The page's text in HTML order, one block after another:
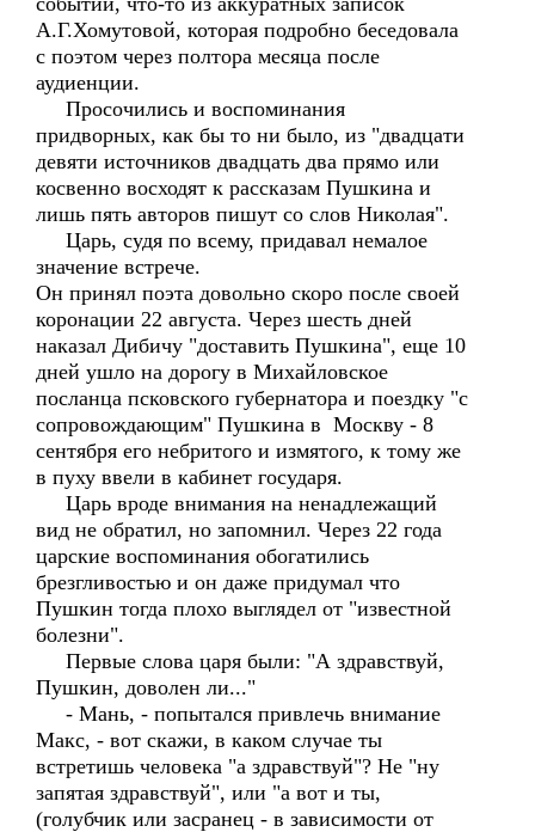
А.Г.Хомутовой, которая подробно беседовала
с поэтом через полтора месяца после
аудиенции.
Просочились и воспоминания
придворных, как бы то ни было, из "двадцати
девяти источников двадцать два прямо или
косвенно восходят к рассказам Пушкина и
лишь пять авторов пишут со слов Николая".
Царь, судя по всему, придавал немалое
значение встрече.
Он принял поэта довольно скоро после своей
коронации 22 августа. Через шесть дней
наказал Дибичу "доставить Пушкина", еще 10
дней ушло на дорогу в Михайловское
посланца псковского губернатора и поездку "с
сопровождающим" Пушкина в Москву - 8
сентября его небритого и измятого, к тому же
в пуху ввели в кабинет государя.
Царь вроде внимания на ненадлежащий
вид не обратил, но запомнил. Через 22 года
царские воспоминания обогатились
брезгливостью и он даже придумал что
Пушкин тогда плохо выглядел от "известной
болезни".
Первые слова царя были: "А здравствуй,
Пушкин, доволен ли..."
- Мань, - попытался привлечь внимание
Макс, - вот скажи, в каком случае ты
встретишь человека "а здравствуй"? Не "ну
запятая здравствуй", или "а вот и ты,
(голубчик или засранец - в зависимости от